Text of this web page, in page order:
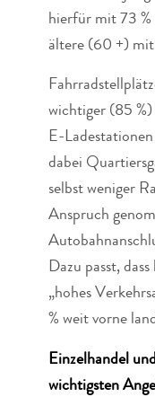
hierfür mit 73 %
ältere (60 +) mit
wichtiger (85 %)
E-
dabei
selbst weniger
Anspruch
Dazu passt,
„hohes
% weit vorne
Einzelhandel
wichtigsten